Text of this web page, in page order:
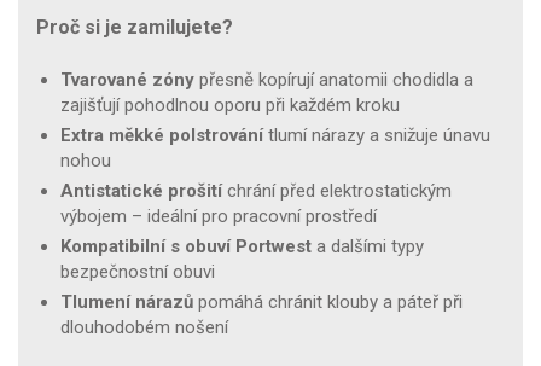
Proč si je zamilujete?
Tvarované zóny přesně kopírují anatomii chodidla a
zajišťují pohodlnou oporu při každém kroku
Extra měkké polstrovánítlumí nárazy a snižuje únavu
nohou
Antistatické prošitíchrání před elektrostatickým
výbojem – ideální pro pracovní prostředí
Kompatibilní s obuví Portwest a dalšími typy
bezpečnostní obuvi
Tlumení nárazů pomáhá chránit klouby a páteř při
dlouhodobém nošení